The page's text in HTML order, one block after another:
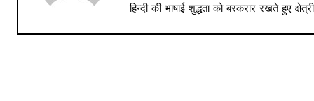
हिन्दी की भाषाई शुद्धता को बरकरार रखते हुए